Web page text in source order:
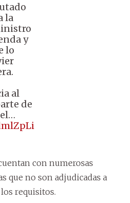
la
y
lo
al
de
con numerosas
que no son adjudicadas a
requisitos.